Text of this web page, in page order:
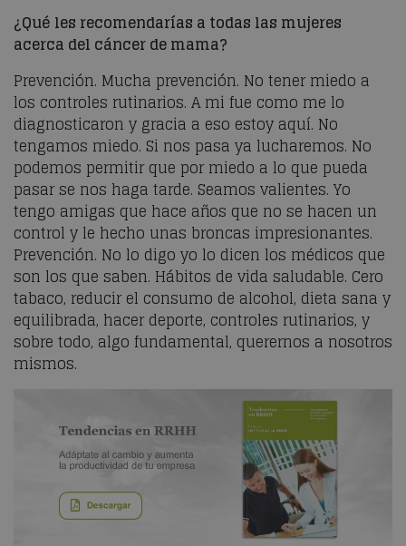
¿Qué les recomendarías a todas las mujeres
acerca del cáncer de mama?
Prevención. Mucha prevención. No tener miedo a
los controles rutinarios. A mi fue como me lo
diagnosticaron y gracia a eso estoy aquí. No
tengamos miedo. Si nos pasa ya lucharemos. No
podemos permitir que por miedo a lo que pueda
pasar se nos haga tarde. Seamos valientes. Yo
tengo amigas que hace años que no se hacen un
control y le hecho unas broncas impresionantes.
Prevención. No lo digo yo lo dicen los médicos que
son los que saben. Hábitos de vida saludable. Cero
tabaco, reducir el consumo de alcohol, dieta sana y
equilibrada, hacer deporte, controles rutinarios, y
sobre todo, algo fundamental, querernos a nosotros
mismos.